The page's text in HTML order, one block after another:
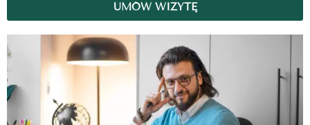
UMÓW WIZYTĘ